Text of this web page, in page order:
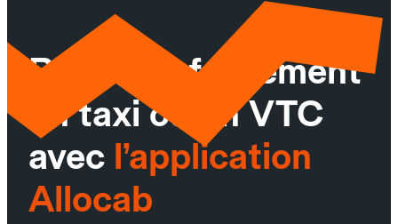
Réservez facilement
un taxi ou un VTC
avec l’application
Allocab